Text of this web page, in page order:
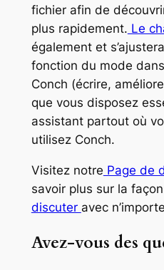
fichier afin de
plus rapidement. Le
également et
fonction du mode
Conch (écrire,
que vous disposez
assistant partout où
utilisez Conch.
Visitez notre Page de
savoir plus sur la
discuter avec
Avez-vous des